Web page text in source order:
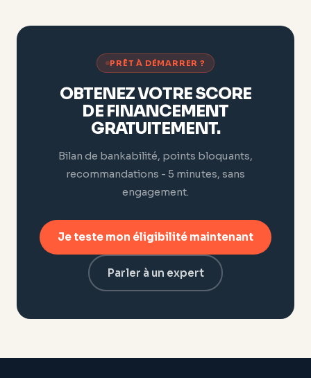
PRÊT À DÉMARRER ?
OBTENEZ VOTRE SCORE
DE FINANCEMENT
GRATUITEMENT.
Bilan de bankabilité, points bloquants,
recommandations - 5 minutes, sans
engagement.
Je teste mon éligibilité maintenant
Parler à un expert